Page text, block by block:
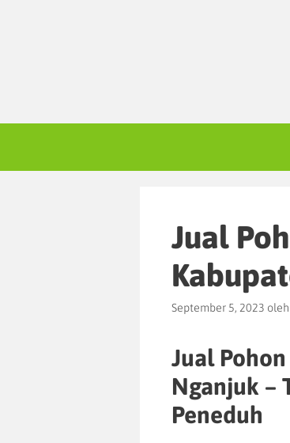
Jual
September 5, 2023 oleh
Jual
Nganjuk –
Peneduh